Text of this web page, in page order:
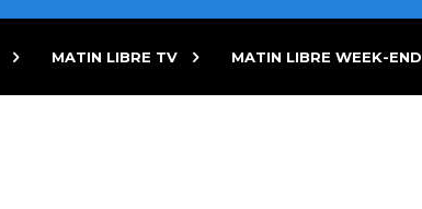
MATIN LIBRE TV MATIN LIBRE WEEK-END